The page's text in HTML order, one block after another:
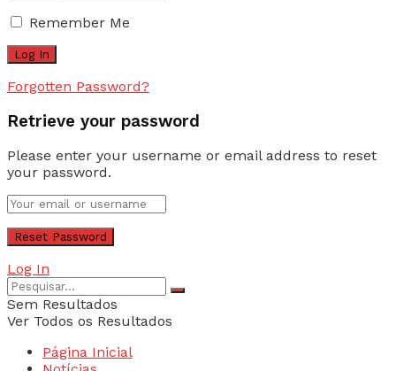
Remember Me
Forgotten Password?
Retrieve your password
Please enter your username or email address to reset
your password.
Log In
Sem Resultados
Ver Todos os Resultados
Página Inicial